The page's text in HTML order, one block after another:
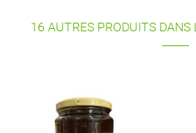
16 AUTRES PRODUITS DANS